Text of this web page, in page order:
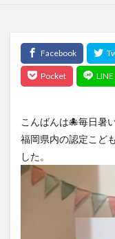
こんばんは🐙毎日暑
福岡県内の認定こど
した。